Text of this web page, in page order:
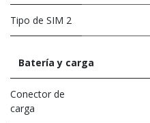
Tipo de SIM 2
Batería y carga
Conector de
carga